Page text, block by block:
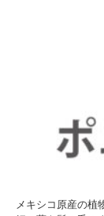
メキシコ原産の植